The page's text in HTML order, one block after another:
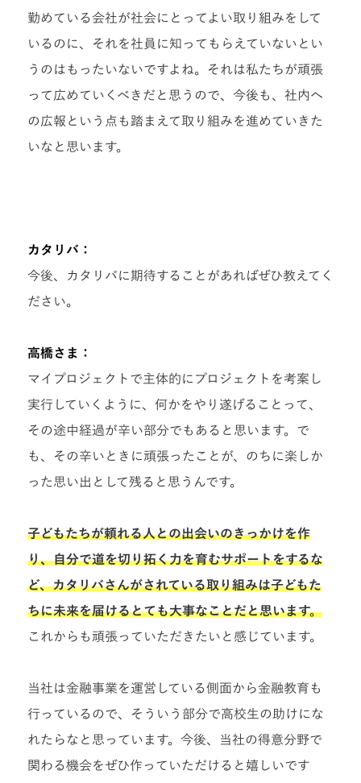
勤めている会社が社会にとってよい取り組みをして
いるのに、それを社員に知ってもらえていないとい
うのはもったいないですよね。それは私たちが頑張
って広めていくべきだと思うので、今後も、社内へ
の広報という点も踏まえて取り組みを進めていきた
いなと思います。
カタリバ：
今後、カタリバに期待することがあればぜひ教えてく
ださい。
高橋さま：
マイプロジェクトで主体的にプロジェクトを考案し
実行していくように、何かをやり遂げることって、
その途中経過が辛い部分でもあると思います。で
も、その辛いときに頑張ったことが、のちに楽しか
った思い出として残ると思うんです。
子どもたちが頼れる人との出会いのきっかけを作
り、自分で道を切り拓く力を育むサポートをするな
ど、カタリバさんがされている取り組みは子どもた
ちに未来を届けるとても大事なことだと思います。
これからも頑張っていただきたいと感じています。
当社は金融事業を運営している側面から金融教育も
行っているので、そういう部分で高校生の助けにな
れたらなと思っています。今後、当社の得意分野で
関わる機会をぜひ作っていただけると嬉しいです